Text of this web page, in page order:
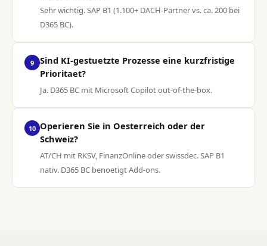
Sehr wichtig. SAP B1 (1.100+ DACH-Partner vs. ca. 200 bei
D365 BC).
9
Sind KI-gestuetzte Prozesse eine kurzfristige
Prioritaet?
Ja. D365 BC mit Microsoft Copilot out-of-the-box.
10 Operieren Sie in Oesterreich oder der
Schweiz?
AT/CH mit RKSV, FinanzOnline oder swissdec. SAP B1
nativ. D365 BC benoetigt Add-ons.